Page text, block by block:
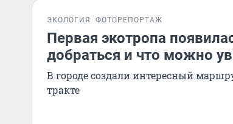
ЭКОЛОГИЯ ФОТОРЕПОРТАЖ
Первая экотропа
добраться и что можно
В городе создали интересный
тракте